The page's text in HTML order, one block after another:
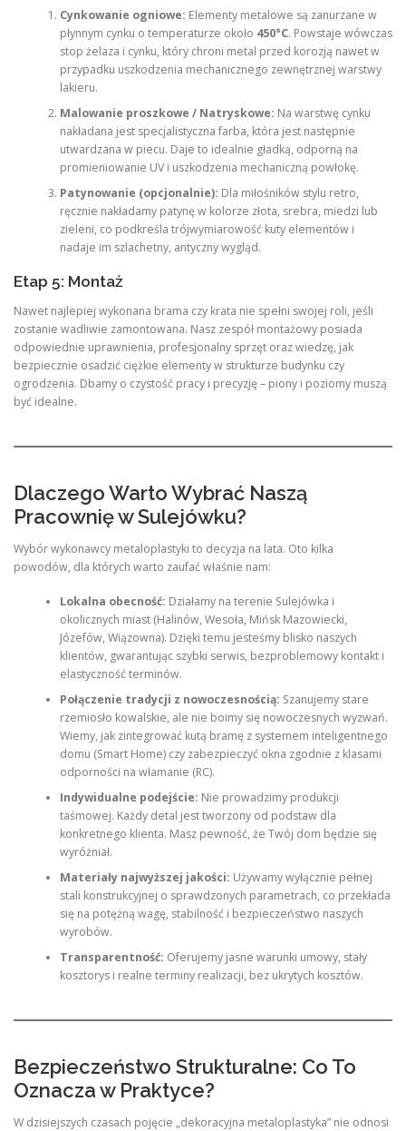
Cynkowanie ogniowe: Elementy metalowe są zanurzane w
płynnym cynku o temperaturze około 450°C. Powstaje wówczas
stop żelaza i cynku, który chroni metal przed korozją nawet w
przypadku uszkodzenia mechanicznego zewnętrznej warstwy
lakieru.
Malowanie proszkowe / Natryskowe: Na warstwę cynku
nakładana jest specjalistyczna farba, która jest następnie
utwardzana w piecu. Daje to idealnie gładką, odporną na
promieniowanie UV i uszkodzenia mechaniczną powłokę.
Patynowanie (opcjonalnie): Dla miłośników stylu retro,
ręcznie nakładamy patynę w kolorze złota, srebra, miedzi lub
zieleni, co podkreśla trójwymiarowość kuty elementów i
nadaje im szlachetny, antyczny wygląd.
Etap 5: Montaż
Nawet najlepiej wykonana brama czy krata nie spełni swojej roli, jeśli
zostanie wadliwie zamontowana. Nasz zespół montażowy posiada
odpowiednie uprawnienia, profesjonalny sprzęt oraz wiedzę, jak
bezpiecznie osadzić ciężkie elementy w strukturze budynku czy
ogrodzenia. Dbamy o czystość pracy i precyzję – piony i poziomy muszą
być idealne.
Dlaczego Warto Wybrać Naszą
Pracownię w Sulejówku?
Wybór wykonawcy metaloplastyki to decyzja na lata. Oto kilka
powodów, dla których warto zaufać właśnie nam:
Lokalna obecność: Działamy na terenie Sulejówka i
okolicznych miast (Halinów, Wesoła, Mińsk Mazowiecki,
Józefów, Wiązowna). Dzięki temu jesteśmy blisko naszych
klientów, gwarantując szybki serwis, bezproblemowy kontakt i
elastyczność terminów.
Połączenie tradycji z nowoczesnością: Szanujemy stare
rzemiosło kowalskie, ale nie boimy się nowoczesnych wyzwań.
Wiemy, jak zintegrować kutą bramę z systemem inteligentnego
domu (Smart Home) czy zabezpieczyć okna zgodnie z klasami
odporności na włamanie (RC).
Indywidualne podejście: Nie prowadzimy produkcji
taśmowej. Każdy detal jest tworzony od podstaw dla
konkretnego klienta. Masz pewność, że Twój dom będzie się
wyróżniał.
Materiały najwyższej jakości: Używamy wyłącznie pełnej
stali konstrukcyjnej o sprawdzonych parametrach, co przekłada
się na potężną wagę, stabilność i bezpieczeństwo naszych
wyrobów.
Transparentność: Oferujemy jasne warunki umowy, stały
kosztorys i realne terminy realizacji, bez ukrytych kosztów.
Bezpieczeństwo Strukturalne: Co To
Oznacza w Praktyce?
W dzisiejszych czasach pojęcie „dekoracyjna metaloplastyka” nie odnosi